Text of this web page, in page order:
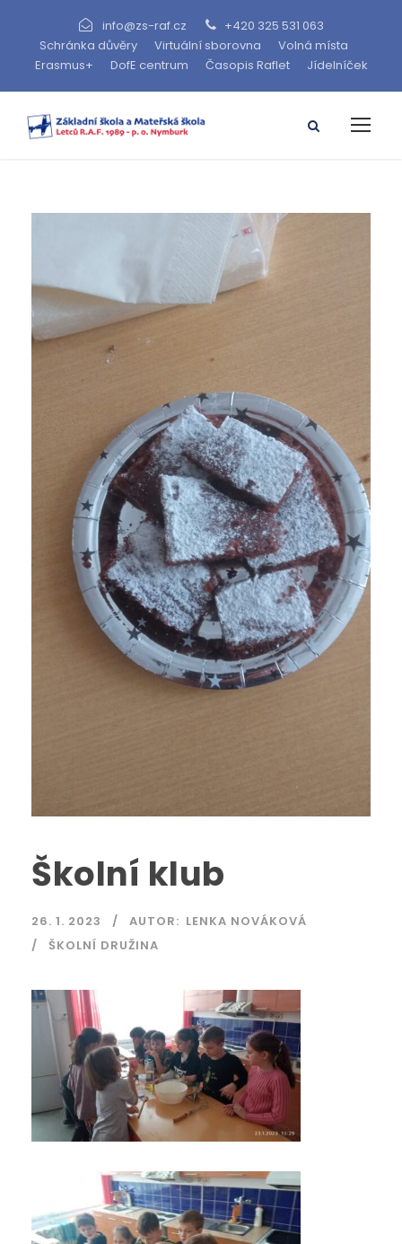
info@zs-raf.cz
+420 325 531 063
Schránka důvěry
Virtuální sborovna
Volná místa
Erasmus+
DofE centrum Časopis Raflet Jídelníček
Školní klub
26. 1. 2023 AUTOR: LENKA NOVÁKOVÁ
ŠKOLNÍ DRUŽINA